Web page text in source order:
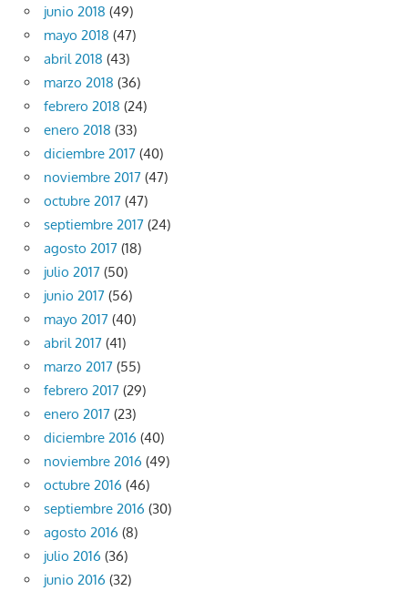
junio 2018 (49)
mayo 2018 (47)
abril 2018 (43)
marzo 2018 (36)
febrero 2018 (24)
enero 2018 (33)
diciembre 2017 (40)
noviembre 2017 (47)
octubre 2017 (47)
septiembre 2017 (24)
agosto 2017 (18)
julio 2017 (50)
junio 2017 (56)
mayo 2017 (40)
abril 2017 (41)
marzo 2017 (55)
febrero 2017 (29)
enero 2017 (23)
diciembre 2016 (40)
noviembre 2016 (49)
octubre 2016 (46)
septiembre 2016 (30)
agosto 2016 (8)
julio 2016 (36)
junio 2016 (32)